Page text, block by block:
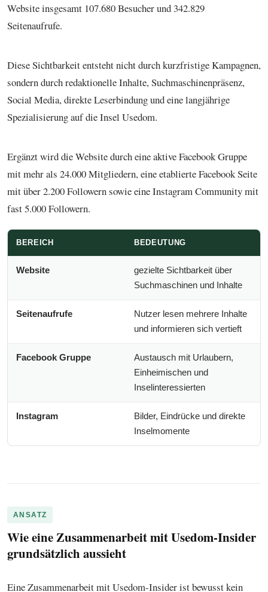
Website insgesamt 107.680 Besucher und 342.829
Seitenaufrufe.
Diese Sichtbarkeit entsteht nicht durch kurzfristige Kampagnen,
sondern durch redaktionelle Inhalte, Suchmaschinenpräsenz,
Social Media, direkte Leserbindung und eine langjährige
Spezialisierung auf die Insel Usedom.
Ergänzt wird die Website durch eine aktive Facebook Gruppe
mit mehr als 24.000 Mitgliedern, eine etablierte Facebook Seite
mit über 2.200 Followern sowie eine Instagram Community mit
fast 5.000 Followern.
BEREICH BEDEUTUNG
Website
gezielte Sichtbarkeit über
Suchmaschinen und Inhalte
Seitenaufrufe
Nutzer lesen mehrere Inhalte
und informieren sich vertieft
Facebook Gruppe
Austausch mit Urlaubern,
Einheimischen und
Inselinteressierten
Instagram
Bilder, Eindrücke und direkte
Inselmomente
ANSATZ
Wie eine Zusammenarbeit mit Usedom-Insider
grundsätzlich aussieht
Eine Zusammenarbeit mit Usedom-Insider ist bewusst kein